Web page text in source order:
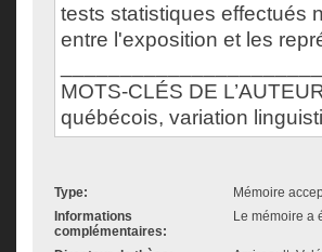
tests statistiques effectués
entre l'exposition et les
MOTS-CLÉS DE
québécois, variation
Type:
Mémoire
Informations
complémentaires:
Le mémoire a